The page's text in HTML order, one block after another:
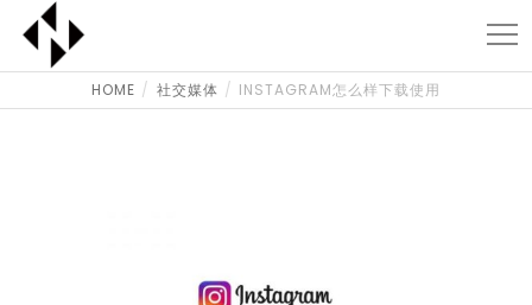
HOME 社交媒体 INSTAGRAM怎么样下载使用